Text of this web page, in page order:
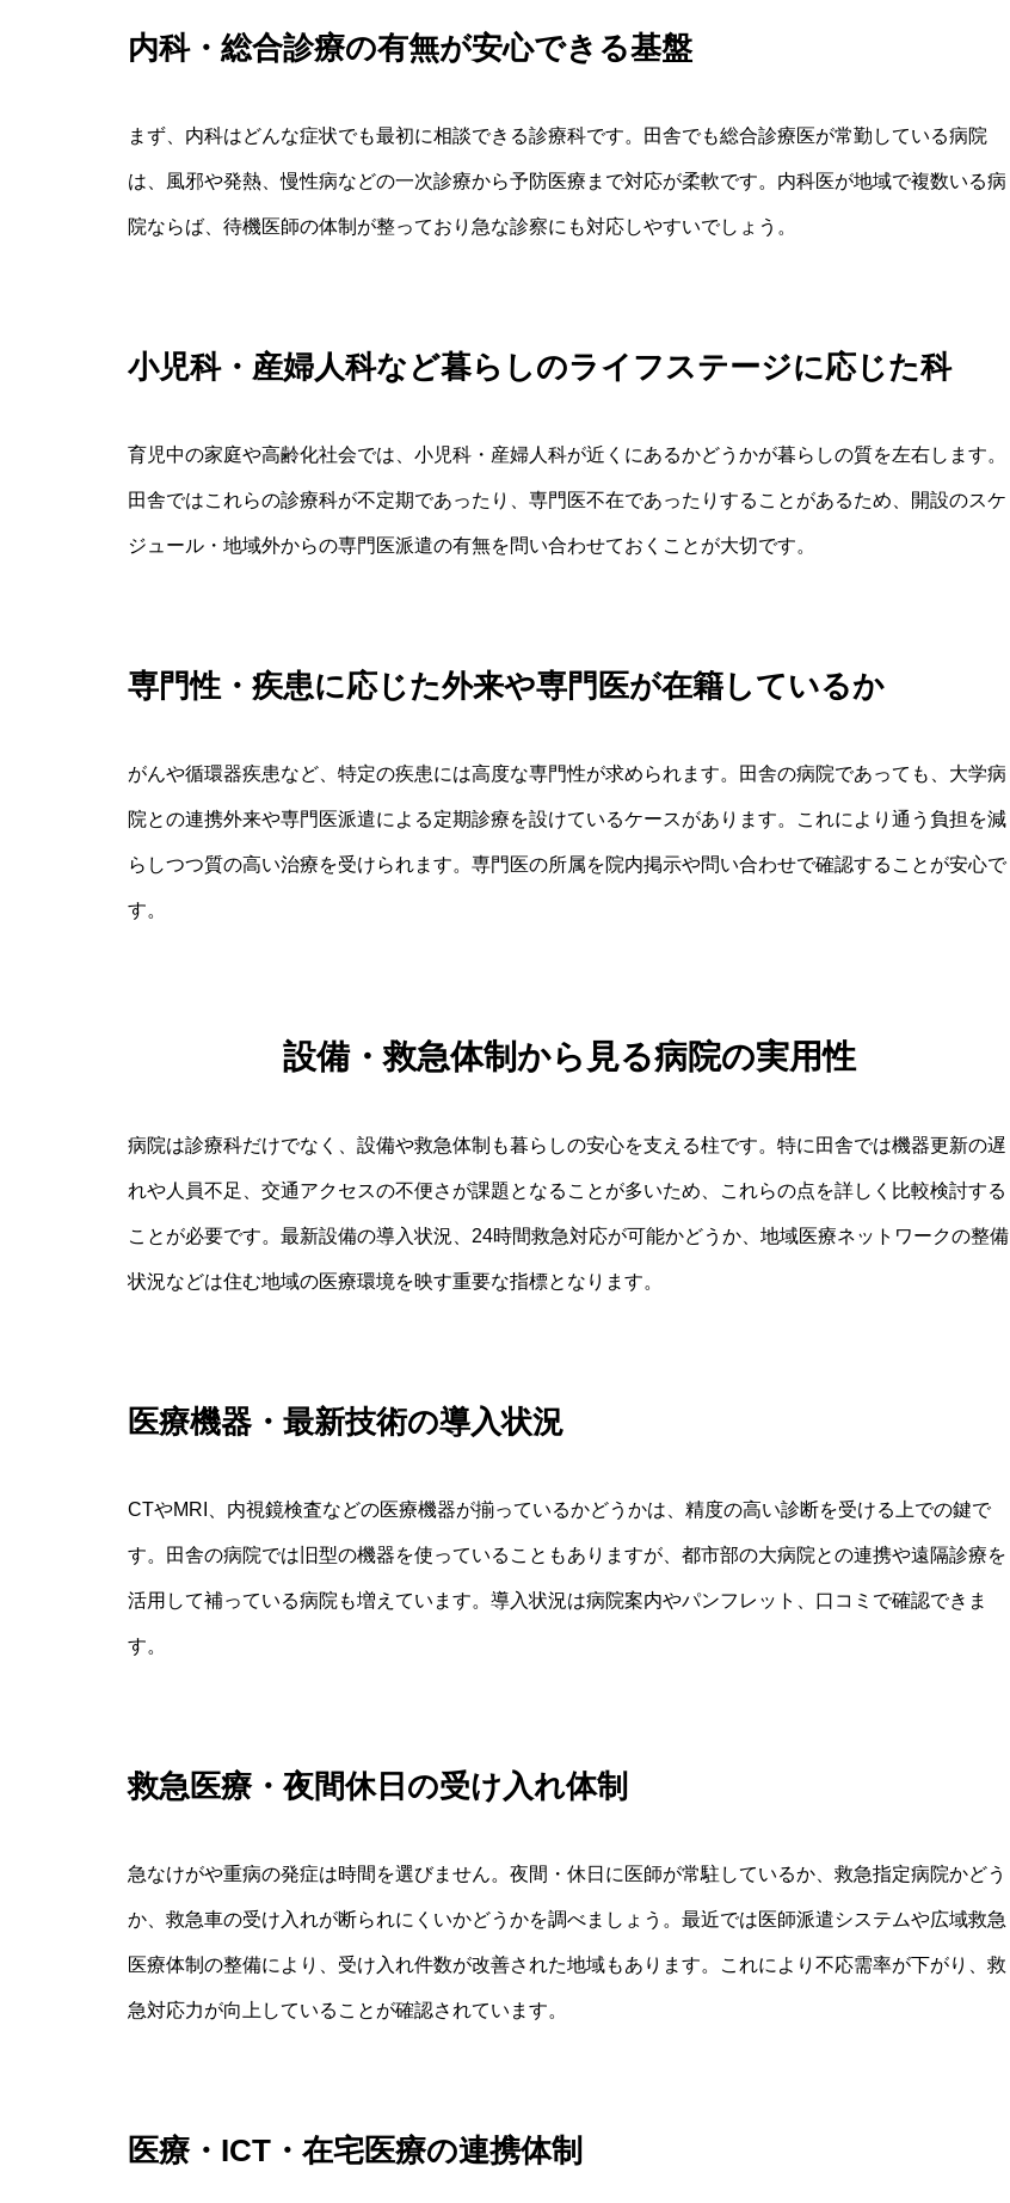
内科・総合診療の有無が安心できる基盤
まず、内科はどんな症状でも最初に相談できる診療科です。田舎でも総合診療医が常勤している病院
は、風邪や発熱、慢性病などの一次診療から予防医療まで対応が柔軟です。内科医が地域で複数いる病
院ならば、待機医師の体制が整っており急な診察にも対応しやすいでしょう。
小児科・産婦人科など暮らしのライフステージに応じた科
育児中の家庭や高齢化社会では、小児科・産婦人科が近くにあるかどうかが暮らしの質を左右します。
田舎ではこれらの診療科が不定期であったり、専門医不在であったりすることがあるため、開設のスケ
ジュール・地域外からの専門医派遣の有無を問い合わせておくことが大切です。
専門性・疾患に応じた外来や専門医が在籍しているか
がんや循環器疾患など、特定の疾患には高度な専門性が求められます。田舎の病院であっても、大学病
院との連携外来や専門医派遣による定期診療を設けているケースがあります。これにより通う負担を減
らしつつ質の高い治療を受けられます。専門医の所属を院内掲示や問い合わせで確認することが安心で
す。
設備・救急体制から見る病院の実用性
病院は診療科だけでなく、設備や救急体制も暮らしの安心を支える柱です。特に田舎では機器更新の遅
れや人員不足、交通アクセスの不便さが課題となることが多いため、これらの点を詳しく比較検討する
ことが必要です。最新設備の導入状況、24時間救急対応が可能かどうか、地域医療ネットワークの整備
状況などは住む地域の医療環境を映す重要な指標となります。
医療機器・最新技術の導入状況
CTやMRI、内視鏡検査などの医療機器が揃っているかどうかは、精度の高い診断を受ける上での鍵で
す。田舎の病院では旧型の機器を使っていることもありますが、都市部の大病院との連携や遠隔診療を
活用して補っている病院も増えています。導入状況は病院案内やパンフレット、口コミで確認できま
す。
救急医療・夜間休日の受け入れ体制
急なけがや重病の発症は時間を選びません。夜間・休日に医師が常駐しているか、救急指定病院かどう
か、救急車の受け入れが断られにくいかどうかを調べましょう。最近では医師派遣システムや広域救急
医療体制の整備により、受け入れ件数が改善された地域もあります。これにより不応需率が下がり、救
急対応力が向上していることが確認されています。
医療・ICT・在宅医療の連携体制